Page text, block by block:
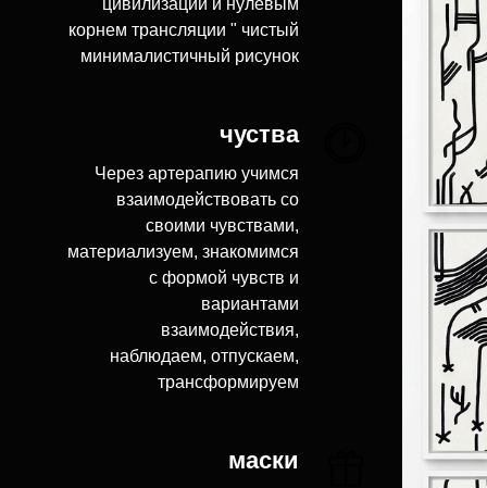
цивилизации и нулевым
корнем трансляции " чистый
минималистичный рисунок
чуства
Через артерапию учимся
взаимодействовать со
своими чувствами,
материализуем, знакомимся
с формой чувств и
вариантами
взаимодействия,
наблюдаем, отпускаем,
трансформируем
маски